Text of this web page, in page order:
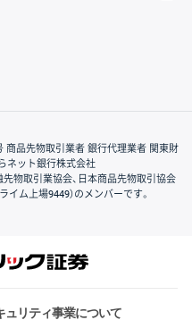
商品先物取引業者 銀行代理業者 関東財
ネット銀行株式会社
物取引業協会、日本商品先物取引協会
ム上場9449）のメンバーです。
ュリティ事業について